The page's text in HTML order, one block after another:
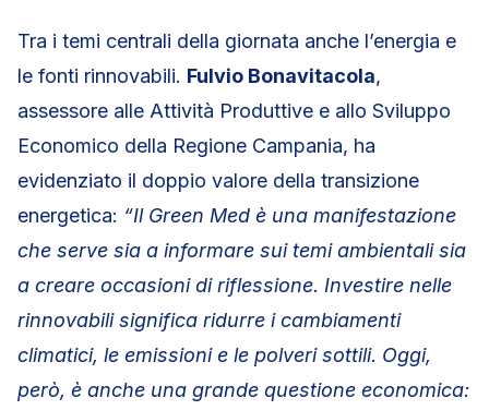
Tra i temi centrali della giornata anche l’energia e
le fonti rinnovabili. Fulvio Bonavitacola,
assessore alle Attività Produttive e allo Sviluppo
Economico della Regione Campania, ha
evidenziato il doppio valore della transizione
energetica: “Il Green Med è una manifestazione
che serve sia a informare sui temi ambientali sia
a creare occasioni di riflessione. Investire nelle
rinnovabili significa ridurre i cambiamenti
climatici, le emissioni e le polveri sottili. Oggi,
però, è anche una grande questione economica: